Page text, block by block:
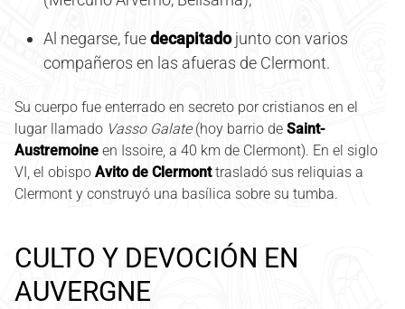
Al negarse, fuedecapitadojunto con varios
compañeros en las afueras de Clermont.
Su cuerpo fue enterrado en secreto por cristianos en el
lugar llamado Vasso Galate(hoy barrio de Saint-
Austremoine en Issoire, a 40 km de Clermont). En el siglo
VI, el obispo Avito de Clermonttrasladó sus reliquias a
Clermont y construyó una basílica sobre su tumba.
CULTO Y DEVOCIÓN EN
AUVERGNE